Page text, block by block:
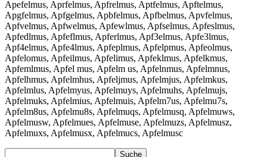
Apefelmus, Aprfelmus, Apfrelmus, Aptfelmus, Apftelmus,
Apgfelmus, Apfgelmus, Apbfelmus, Apfbelmus, Apvfelmus,
Apfvelmus, Apfwelmus, Apfewlmus, Apfselmus, Apfeslmus,
Apfedlmus, Apfeflmus, Apferlmus, Apf3elmus, Apfe3lmus,
Apf4elmus, Apfe4lmus, Apfeplmus, Apfelpmus, Apfeolmus,
Apfelomus, Apfeilmus, Apfelimus, Apfeklmus, Apfelkmus,
Apfemlmus, Apfel mus, Apfelm us, Apfelnmus, Apfelmnus,
Apfelhmus, Apfelmhus, Apfeljmus, Apfelmjus, Apfelmkus,
Apfelmlus, Apfelmyus, Apfelmuys, Apfelmuhs, Apfelmujs,
Apfelmuks, Apfelmius, Apfelmuis, Apfelm7us, Apfelmu7s,
Apfelm8us, Apfelmu8s, Apfelmuqs, Apfelmusq, Apfelmuws,
Apfelmusw, Apfelmues, Apfelmuse, Apfelmuzs, Apfelmusz,
Apfelmuxs, Apfelmusx, Apfelmucs, Apfelmusc